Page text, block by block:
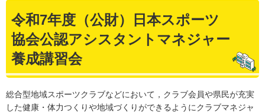
令和7年度（公財）日本スポーツ
協会公認アシスタントマネジャー
養成講習会
総合型地域スポーツクラブなどにおいて，クラブ会員や県民が充実
した健康・体力つくりや地域づくりができるようにクラブマネジャ